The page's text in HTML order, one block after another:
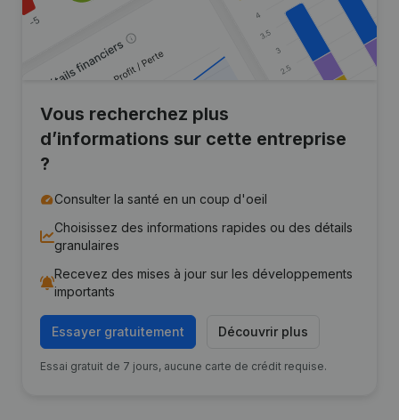
Vous recherchez plus
d’informations sur cette entreprise
?
Consulter la santé en un coup d'oeil
Choisissez des informations rapides ou des détails
granulaires
Recevez des mises à jour sur les développements
importants
Essayer gratuitement Découvrir plus
Essai gratuit de 7 jours, aucune carte de crédit requise.